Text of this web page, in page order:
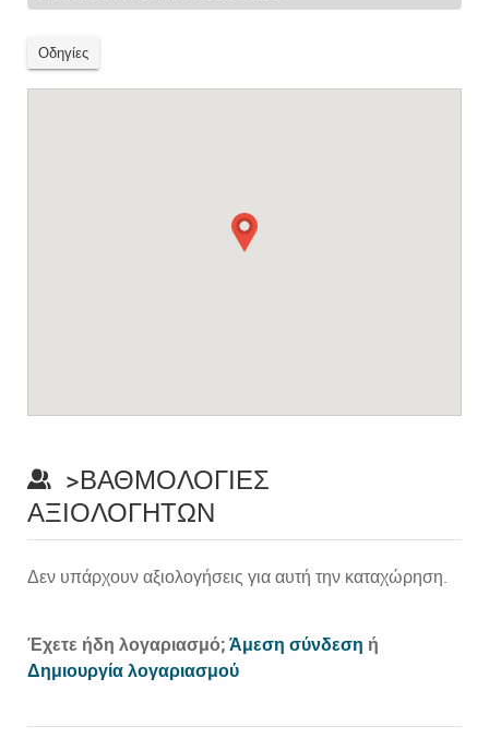
Οδηγίες
>ΒΑΘΜΟΛΟΓΊΕΣ
ΑΞΙΟΛΟΓΗΤΏΝ
Δεν υπάρχουν αξιολογήσεις για αυτή την καταχώρηση.
Έχετε ήδη λογαριασμό; Άμεση σύνδεση ή
Δημιουργία λογαριασμού